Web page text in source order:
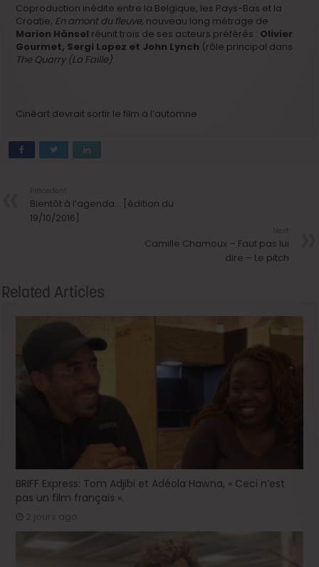
Coproduction inédite entre la Belgique, les Pays-Bas et la
Croatie, En amont du fleuve, nouveau long métrage de
Marion Hänsel réunit trois de ses acteurs préférés : Olivier
Gourmet, Sergi Lopez et John Lynch (rôle principal dans
The Quarry (La Faille).
Cinéart devrait sortir le film à l’automne
Bientôt à l’agenda… [édition du
19/10/2016]
Camille Chamoux – Faut pas lui
dire – Le pitch
Related Articles
BRIFF Express: Tom Adjibi et Adéola Hawna, « Ceci n’est
pas un film français ».
2 jours ago